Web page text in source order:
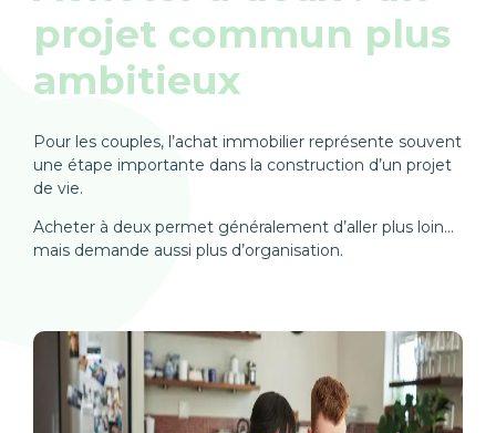
projet commun plus
ambitieux
Pour les couples, l’achat immobilier représente souvent
une étape importante dans la construction d’un projet
de vie.
Acheter à deux permet généralement d’aller plus loin…
mais demande aussi plus d’organisation.